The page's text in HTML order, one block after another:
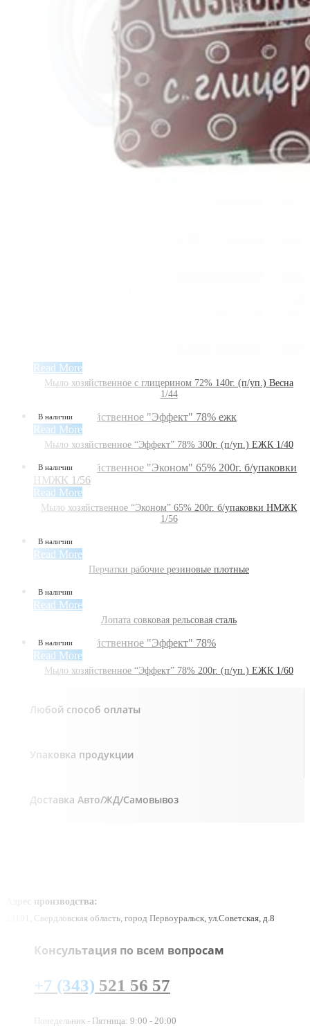
Read More
Мыло хозяйственное с глицерином 72% 140г. (п/уп.) Весна
1/44
В наличии
Read More
Мыло хозяйственное “Эффект” 78% 300г. (п/уп.) ЕЖК 1/40
В наличии
Read More
Мыло хозяйственное “Эконом” 65% 200г. б/упаковки НМЖК
1/56
В наличии
Read More
Перчатки рабочие резиновые плотные
В наличии
Read More
Лопата совковая рельсовая сталь
В наличии
Read More
Мыло хозяйственное “Эффект” 78% 200г. (п/уп.) ЕЖК 1/60
Любой способ оплаты
Упаковка продукции
Доставка Авто/ЖД/Самовывоз
Адрес производства:
23101, Свердловская область, город Первоуральск, ул.Советская, д.8
Консультация по всем вопросам
+7 (343) 521 56 57
Понедельник - Пятница: 9:00 - 20:00